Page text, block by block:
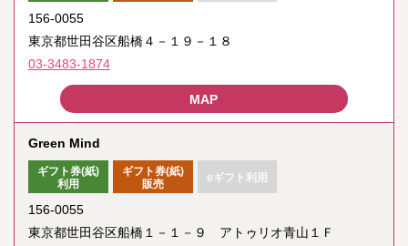
156-0055
東京都世田谷区船橋４－１９－１８
03-3483-1874
Green Mind
ギフト券(紙)
利用
ギフト券(紙)
販売
eギフト利用
156-0055
東京都世田谷区船橋１－１－９ アトゥリオ青山１Ｆ